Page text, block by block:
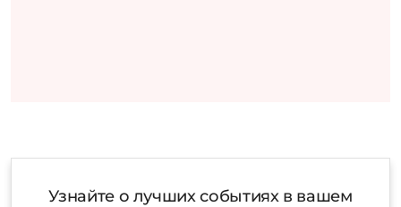
Узнайте о лучших событиях в вашем